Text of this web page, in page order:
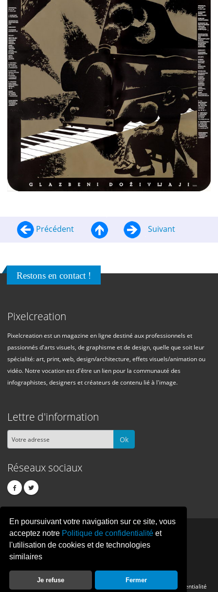
En poursuivant votre navigation sur ce site, vous
acceptez notre Politique de confidentialité et
l'utilisation de cookies et de technologies
similaires
Je refuse Fermer
Précédent Suivant
Restons en contact !
Pixelcreation
Pixelcreation est un magazine en ligne destiné aux professionnels et
passionnés d'arts visuels, de graphisme et de design, quelle que soit leur
spécialité: art, print, web, design/architecture, effets visuels/animation ou
vidéo. Notre vocation est d'être un lien pour la communauté des
infographistes, designers et créateurs de contenu lié à l'image.
Lettre d'information
Ok
Réseaux sociaux
PIXELCREATION
Publicité Politique de confidentialité